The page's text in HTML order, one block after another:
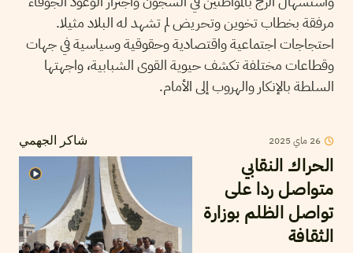
مرفقة بخطاب تخوين وتحريض لم تشهد له البلاد مثيلا.
احتجاجات اجتماعية واقتصادية وحقوقية وسياسية في جهات
وقطاعات مختلفة تكشف حيوية القوى الشبابية، واجهتها
السلطة بالإنكار والهروب إلى الأمام.
شاكر الجهمي 26 ماي 2025
الحراك النقابي
متواصل ردا على
تواصل الظلم بوزارة
الثقافة